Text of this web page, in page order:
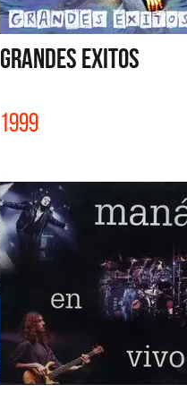
GRANDES EXITOS
1999